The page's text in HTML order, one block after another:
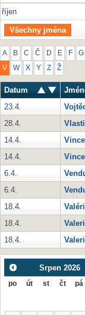
říjen
Všechny jména
A B C Č D E F G
V W X Y Z Ž
Datum
23.4.
28.4.
14.4.
14.4.
6.4.
6.4.
18.4.
18.4.
18.4.
Srpen 2026
po út st čt pá